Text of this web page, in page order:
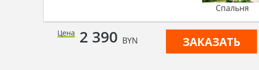
Спальня
Цена 2 390 BYN ЗАКАЗАТЬ